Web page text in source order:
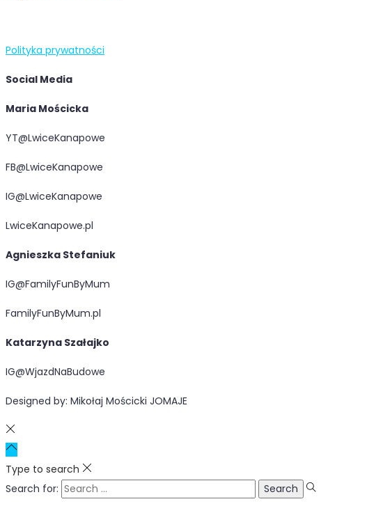
Polityka prywatności
Social Media
Maria Mościcka
YT@LwiceKanapowe
FB@LwiceKanapowe
IG@LwiceKanapowe
LwiceKanapowe.pl
Agnieszka Stefaniuk
IG@FamilyFunByMum
FamilyFunByMum.pl
Katarzyna Szałajko
IG@WjazdNaBudowe
Designed by: Mikołaj Mościcki JOMAJE
Type to search
Search for: